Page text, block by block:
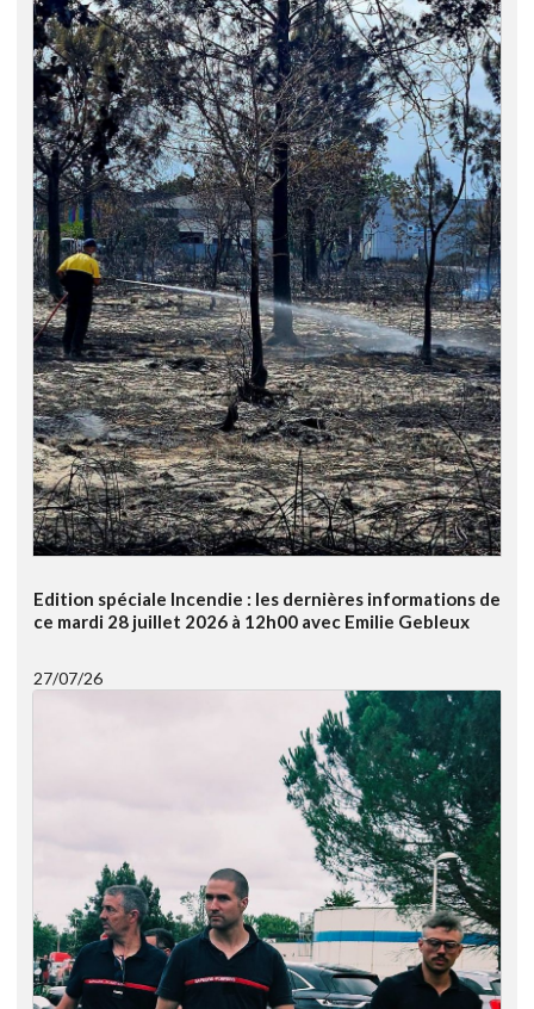
Edition spéciale Incendie : les dernières informations de
ce mardi 28 juillet 2026 à 12h00 avec Emilie Gebleux
27/07/26